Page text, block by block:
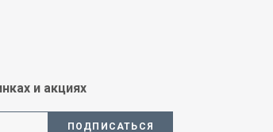
и акциях
ПОДПИСАТЬСЯ